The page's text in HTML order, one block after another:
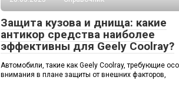
Защита кузова и днища: какие
антикор средства наиболее
эффективны для Geely Coolray?
Автомобили, такие как Geely Coolray, требующие
внимания в плане защиты от внешних факторов,